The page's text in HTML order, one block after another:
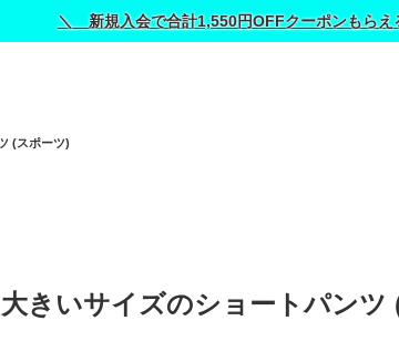
＼ 新規入会で合計1,550円OFFクーポンもら
(スポーツ)
きいサイズのショートパンツ